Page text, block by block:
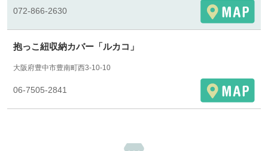
072-866-2630
抱っこ紐収納カバー「ルカコ」
大阪府豊中市豊南町西3-10-10
06-7505-2841